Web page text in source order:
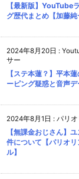
【最新版】YouTube
グ歴代まとめ【加藤純
2024年8月20日 :
サー
【ステ本蓮？】平本
ーピング疑惑と音声
2024年8月1日 : パリ
【無課金おじさん】
件について【パリオ
ル】